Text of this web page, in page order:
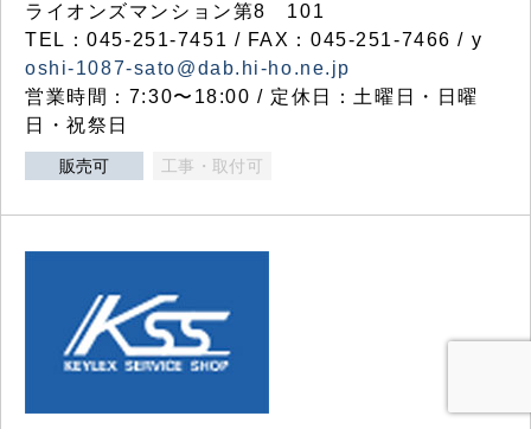
ライオンズマンション第8 101
TEL：045-251-7451 / FAX：045-251-7466 / y
oshi-1087-sato@dab.hi-ho.ne.jp
営業時間：7:30〜18:00 / 定休日：土曜日・日曜
日・祝祭日
販売可 工事・取付可